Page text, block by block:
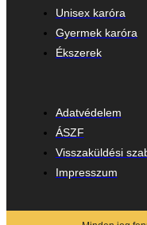
Unisex karóra
Gyermek karóra
Ékszerek
Adatvédelem
ÁSZF
Visszaküldési
Impresszum